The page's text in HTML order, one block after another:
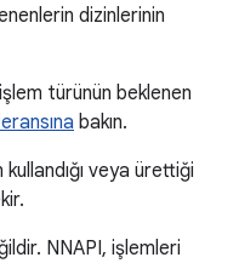
dizinlerinin
türünün beklenen
bakın.
veya ürettiği
NNAPI, işlemleri